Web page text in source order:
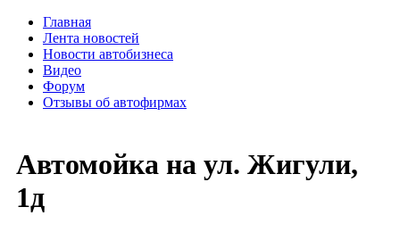
Главная
Лента новостей
Новости автобизнеса
Видео
Форум
Отзывы об автофирмах
Автомойка на ул. Жигули,
1д